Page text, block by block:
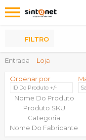
Entrada Loja
FILTRO
Ordenar por
ID Do Produto +/-
Nome Do Produto
Produto SKU
Categoria
Nome Do Fabricante